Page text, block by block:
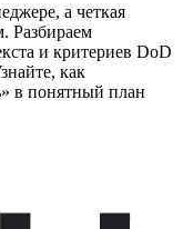
а четкая
Разбираем
и критериев DoD
как
в понятный план